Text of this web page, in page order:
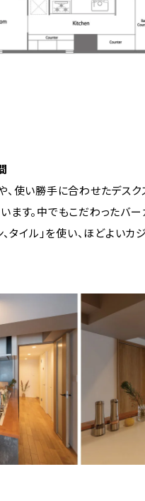
使い勝手に合わせたデスク
ます。中でもこだわったバ
、タイル」を使い、ほどよい